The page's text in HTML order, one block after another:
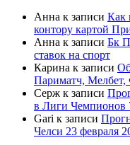
Анна к записи Как
контору картой
Анна к записи Бк
ставок на спорт
Карина к записи
Париматч, Мелбет,
Серж к записи
в Лиги Чемпионов
Gari к записи
Челси 23 февраля